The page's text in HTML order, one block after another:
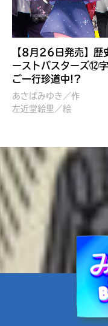
ぼくたちのマインクラ
冒険記 エンチャント
VS暴走モブ
営委員会／協力
【8月26日発売】歴
ーストバスターズ⑫
ご一行珍道中!?
あさばみゆき／作
左近堂絵里／絵